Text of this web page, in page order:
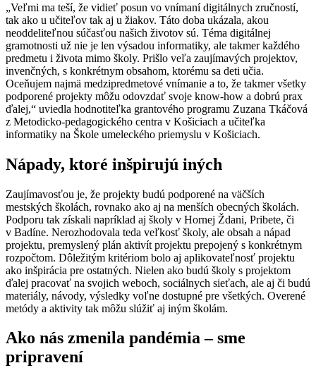
„Veľmi ma teší, že vidieť posun vo vnímaní digitálnych zručností,
tak ako u učiteľov tak aj u žiakov. Táto doba ukázala, akou
neoddeliteľnou súčasťou našich životov sú. Téma digitálnej
gramotnosti už nie je len výsadou informatiky, ale takmer každého
predmetu i života mimo školy. Prišlo veľa zaujímavých projektov,
invenčných, s konkrétnym obsahom, ktorému sa deti učia.
Oceňujem najmä medzipredmetové vnímanie a to, že takmer všetky
podporené projekty môžu odovzdať svoje know-how a dobrú prax
ďalej,“ uviedla hodnotiteľka grantového programu Zuzana Tkáčová
z Metodicko-pedagogického centra v Košiciach a učiteľka
informatiky na Škole umeleckého priemyslu v Košiciach.
Nápady, ktoré inšpirujú iných
Zaujímavosťou je, že projekty budú podporené na väčších
mestských školách, rovnako ako aj na menších obecných školách.
Podporu tak získali napríklad aj školy v Hornej Ždani, Pribete, či
v Badíne. Nerozhodovala teda veľkosť školy, ale obsah a nápad
projektu, premyslený plán aktivít projektu prepojený s konkrétnym
rozpočtom. Dôležitým kritériom bolo aj aplikovateľnosť projektu
ako inšpirácia pre ostatných. Nielen ako budú školy s projektom
ďalej pracovať na svojich weboch, sociálnych sieťach, ale aj či budú
materiály, návody, výsledky voľne dostupné pre všetkých. Overené
metódy a aktivity tak môžu slúžiť aj iným školám.
Ako nás zmenila pandémia – sme
pripravení